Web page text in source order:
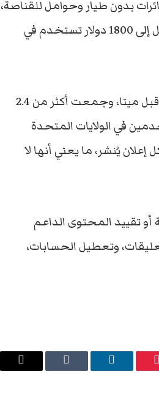
بدون طيار وحوامل للقناصة،
إلى جانب مولدات كهربائية لوحدات الجرافات، وتبرعات بمبالغ تصل إلى 1800 دولار تستخدم في
وقد وثقت المنظمة ما لا يقل عن 117 إعلانًا تم الموافقة عليها من قبل ميتا، وجمعت أكثر من 2.4
في الولايات المتحدة
يُنشر، ما يعني أنها لا
أو تقييد المحتوى الداعم
وتعطيل الحسابات،
بينتيريست لينكدإن Tumblr
البريد